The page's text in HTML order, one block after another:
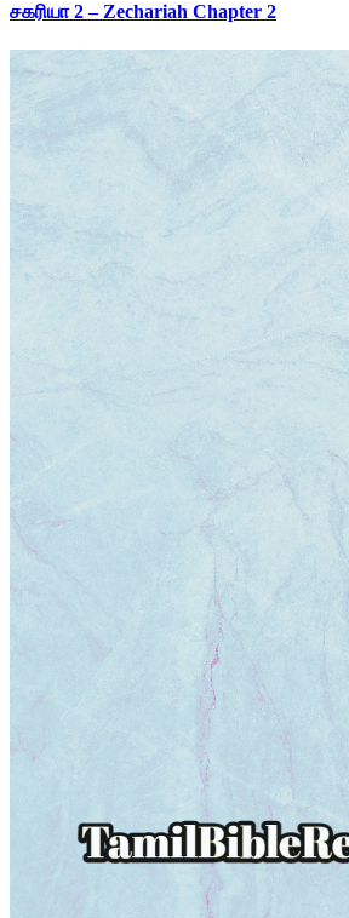
சகரியா 2 – Zechariah Chapter 2